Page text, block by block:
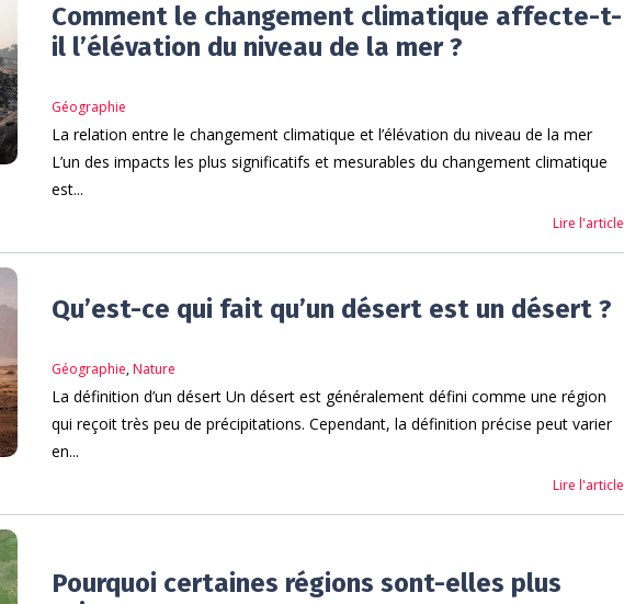
Comment le changement climatique affecte-t-
il l’élévation du niveau de la mer ?
Géographie
La relation entre le changement climatique et l’élévation du niveau de la mer
L’un des impacts les plus significatifs et mesurables du changement climatique
est...
Lire l'article
Qu’est-ce qui fait qu’un désert est un désert ?
Géographie,Nature
La définition d’un désert Un désert est généralement défini comme une région
qui reçoit très peu de précipitations. Cependant, la définition précise peut varier
en...
Lire l'article
Pourquoi certaines régions sont-elles plus